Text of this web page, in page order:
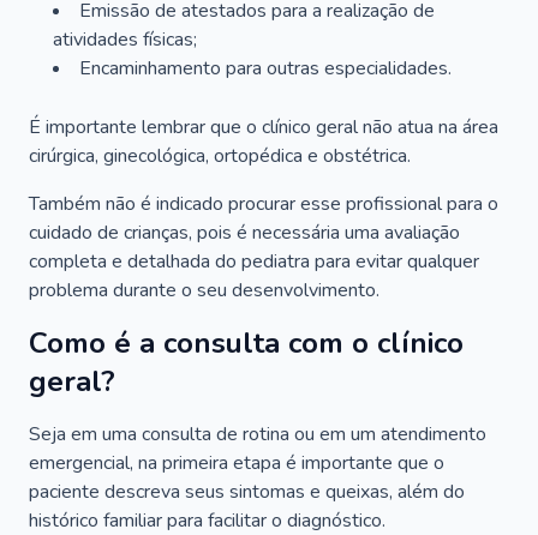
Emissão de atestados para a realização de
atividades físicas;
Encaminhamento para outras especialidades.
É importante lembrar que o clínico geral não atua na área
cirúrgica, ginecológica, ortopédica e obstétrica.
Também não é indicado procurar esse profissional para o
cuidado de crianças, pois é necessária uma avaliação
completa e detalhada do pediatra para evitar qualquer
problema durante o seu desenvolvimento.
Como é a consulta com o clínico
geral?
Seja em uma consulta de rotina ou em um atendimento
emergencial, na primeira etapa é importante que o
paciente descreva seus sintomas e queixas, além do
histórico familiar para facilitar o diagnóstico.